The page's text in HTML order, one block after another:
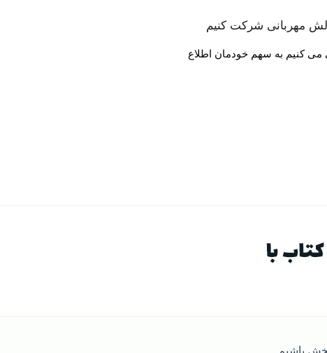
مهربانی شرکت کنیم
باشیم